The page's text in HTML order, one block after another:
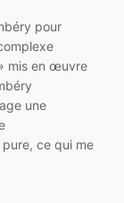
pour
mis en œuvre
une
pure, ce qui me